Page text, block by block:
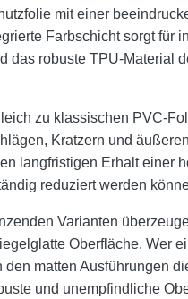
mit einer
Farbschicht sorgt für
das robuste TPU-Material
zu klassischen PVC-
Kratzern und
langfristigen Erhalt einer
reduziert werden
Varianten
Oberfläche. Wer
den matten Ausführungen
und unempfindliche